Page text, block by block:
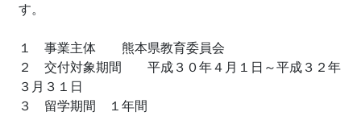
す。
１ 事業主体 熊本県教育委員会
２ 交付対象期間 平成３０年４月１日～平成３２年
３月３１日
３ 留学期間 １年間